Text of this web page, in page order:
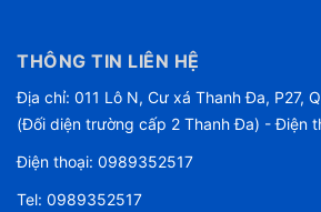
THÔNG TIN LIÊN HỆ
Địa chỉ: 011 Lô N, Cư xá Thanh Đa, P27,
(Đối diện trường cấp 2 Thanh Đa) - Điện
Điện thoại: 0989352517
Tel: 0989352517